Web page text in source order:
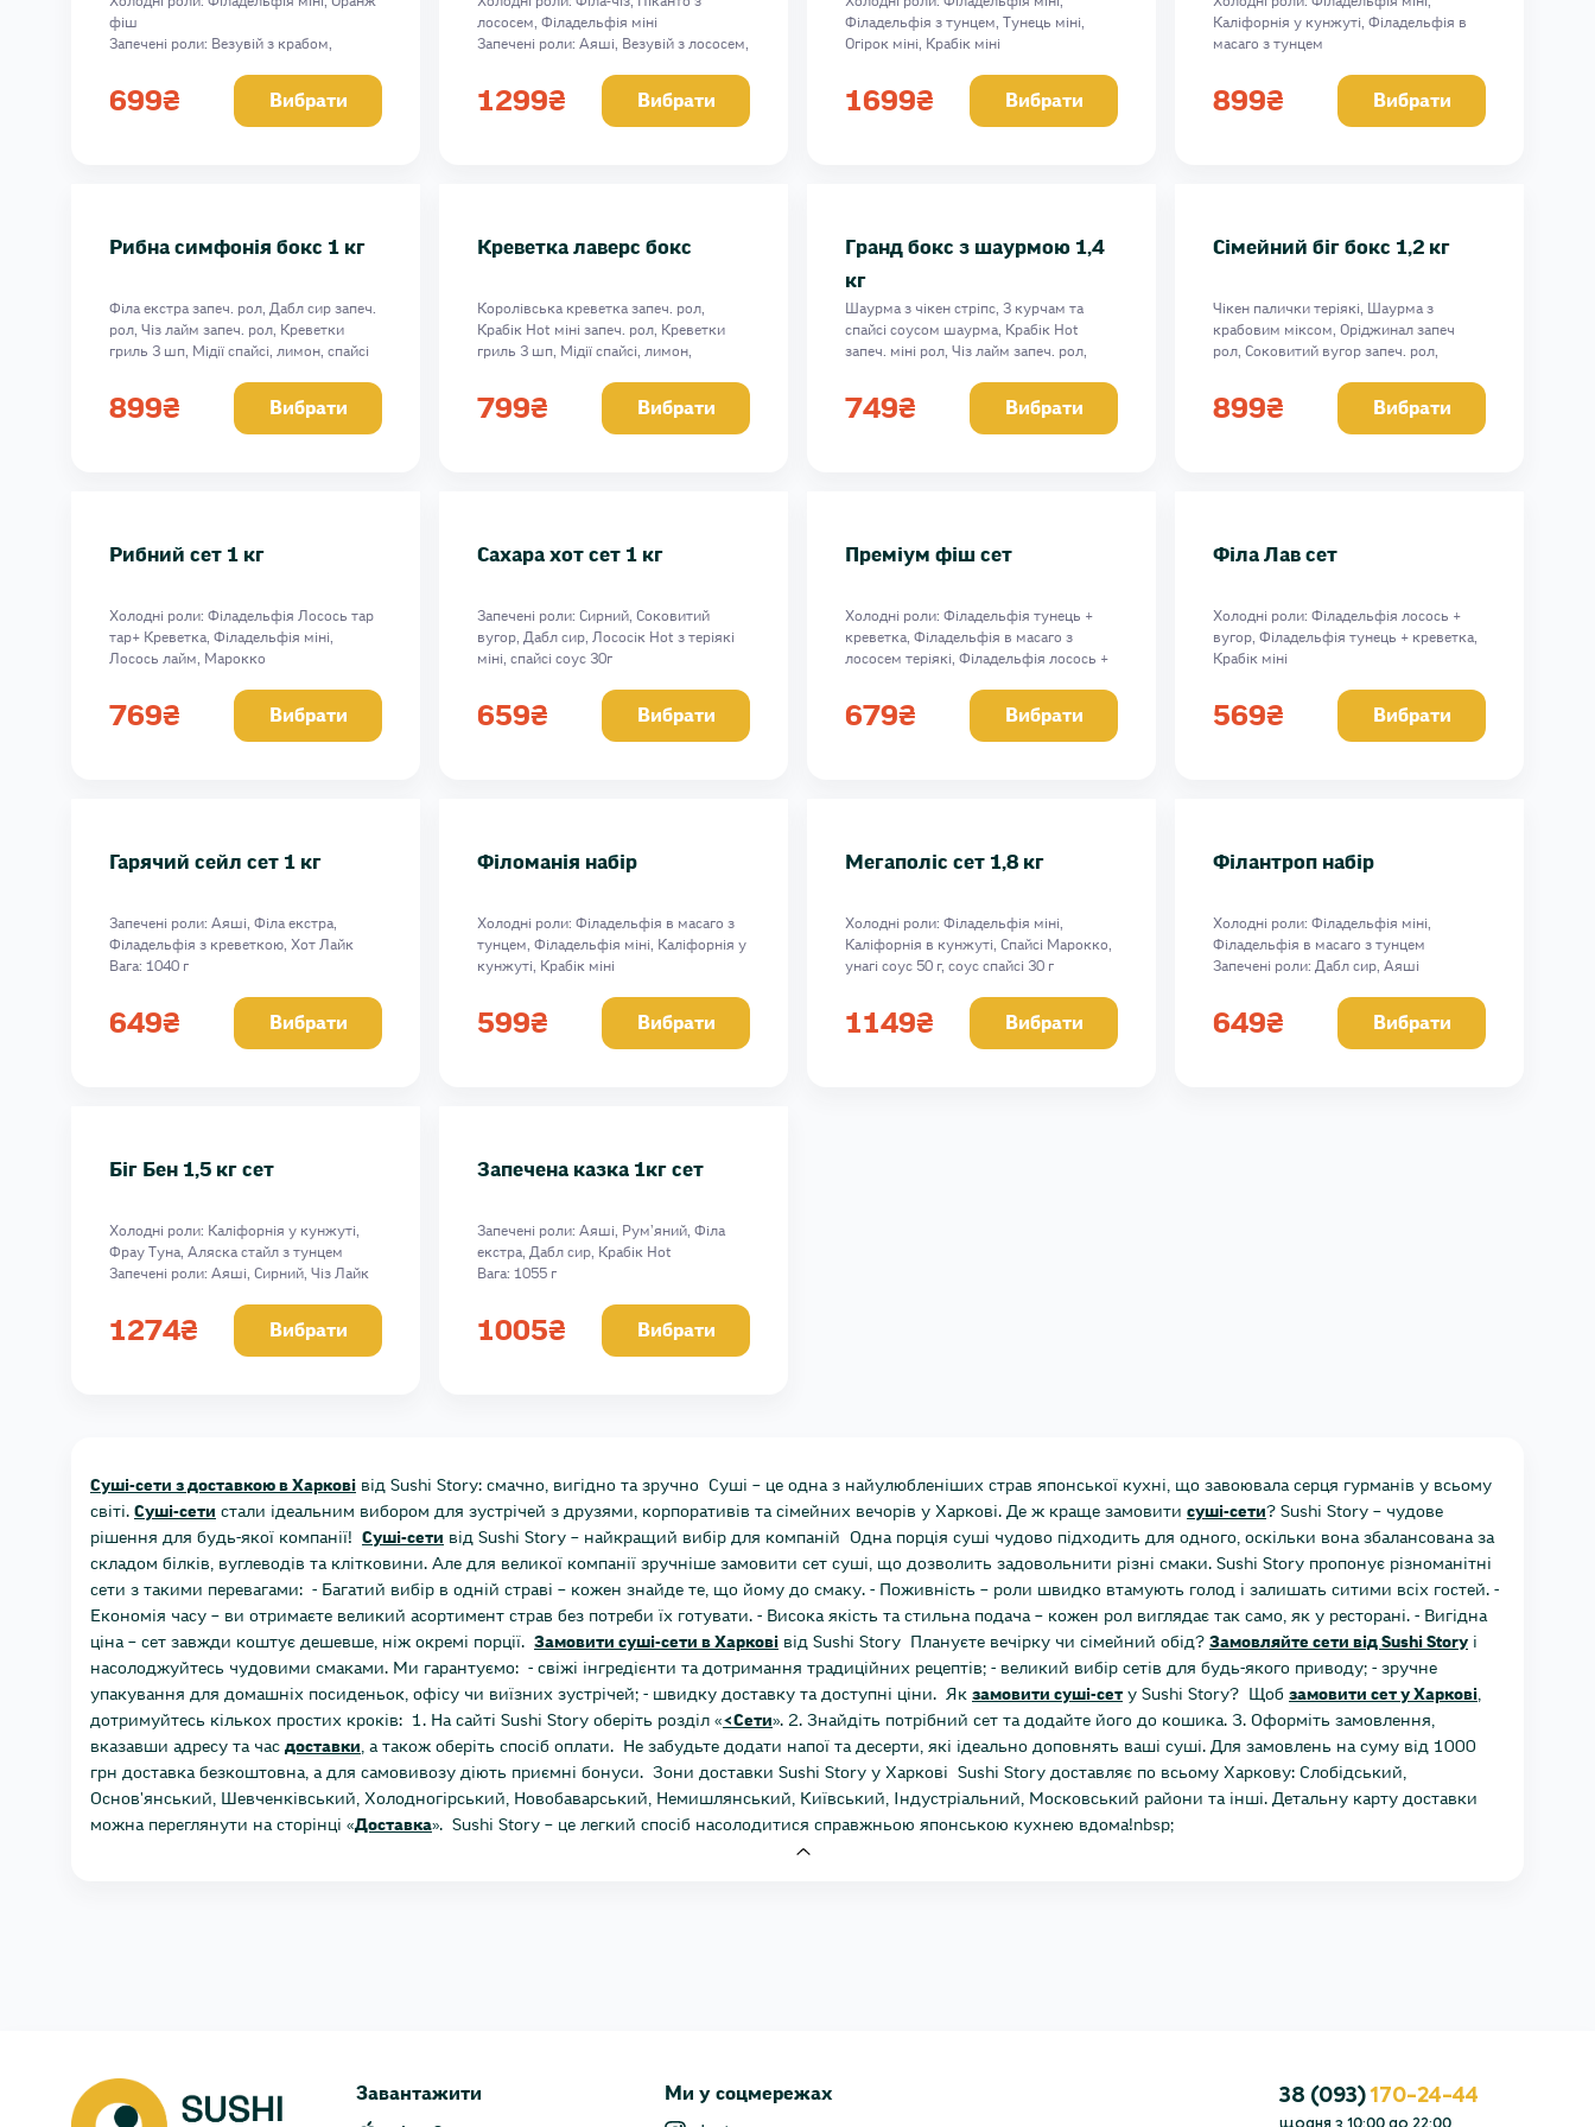
Набір Серпня
Унагі фіш сет 1 кг
фіш
Запечені роли: Везувій з крабом,
Вага: 1074 г
699₴ Вибрати
лососем, Філадельфія міні
Запечені роли: Аяші, Везувій з лососем,
Вага:1914 г
1299₴ Вибрати
Філадельфія з тунцем, Тунець міні,
Огірок міні, Крабік міні
з креветкою, Філа екстра, Чіз Лайк,
Дабл сир, Крабік Hot, Чікен Чіз, Лососік
Hot з теріякі, спайсі соус 50 г
1699₴ Вибрати
Каліфорнія у кунжуті, Філадельфія в
масаго з тунцем
Везувій з крабом, унагі соус
Вага: 1590 г
899₴ Вибрати
Рибна симфонія бокс 1 кг
Філа екстра запеч. рол, Дабл сир запеч.
рол, Чіз лайм запеч. рол, Креветки
гриль 3 шп, Мідії спайсі, лимон, спайсі
899₴ Вибрати
Креветка лаверс бокс
Королівська креветка запеч. рол,
Крабік Hot міні запеч. рол, Креветки
гриль 3 шп, Мідії спайсі, лимон,
799₴ Вибрати
Гранд бокс з шаурмою 1,4
кг
Шаурма з чікен стріпс, З курчам та
спайсі соусом шаурма, Крабік Hot
запеч. міні рол, Чіз лайм запеч. рол,
749₴ Вибрати
Сімейний біг бокс 1,2 кг
Чікен палички теріякі, Шаурма з
крабовим міксом, Оріджинал запеч
рол, Соковитий вугор запеч. рол,
томатний соус, спайсі соус, 1408 г
899₴ Вибрати
Рибний сет 1 кг
Холодні роли: Філадельфія Лосось тар
тар+ Креветка, Філадельфія міні,
Лосось лайм, Марокко
769₴ Вибрати
Сахара хот сет 1 кг
Запечені роли: Сирний, Соковитий
вугор, Дабл сир, Лососік Hot з теріякі
міні, спайсі соус 30г
659₴ Вибрати
Преміум фіш сет
Холодні роли: Філадельфія тунець +
креветка, Філадельфія в масаго з
лососем теріякі, Філадельфія лосось +
679₴ Вибрати
Філа Лав сет
Холодні роли: Філадельфія лосось +
вугор, Філадельфія тунець + креветка,
Крабік міні
569₴ Вибрати
Гарячий сейл сет 1 кг
Запечені роли: Аяші, Філа екстра,
Філадельфія з креветкою, Хот Лайк
Вага: 1040 г
649₴ Вибрати
Філоманія набір
Холодні роли: Філадельфія в масаго з
тунцем, Філадельфія міні, Каліфорнія у
кунжуті, Крабік міні
599₴ Вибрати
Мегаполіс сет 1,8 кг
Холодні роли: Філадельфія міні,
Каліфорнія в кунжуті, Спайсі Марокко,
унагі соус 50 г, соус спайсі 30 г
Вулкан, Лососік Hot з теріякі
Вага: 1816 г
1149₴ Вибрати
Філантроп набір
Холодні роли: Філадельфія міні,
Філадельфія в масаго з тунцем
Запечені роли: Дабл сир, Аяші
649₴ Вибрати
Біг Бен 1,5 кг сет
Холодні роли: Каліфорнія у кунжуті,
Фрау Туна, Аляска стайл з тунцем
Запечені роли: Аяші, Сирний, Чіз Лайк
1274₴ Вибрати
Запечена казка 1кг сет
Запечені роли: Аяші, Румʼяний, Філа
екстра, Дабл сир, Крабік Hot
Вага: 1055 г
1005₴ Вибрати
Суші-сети з доставкою в Харкові від Sushi Story: смачно, вигідно та зручно Суші – це одна з найулюбленіших страв японської кухні, що завоювала серця гурманів у всьому
світі. Суші-сети стали ідеальним вибором для зустрічей з друзями, корпоративів та сімейних вечорів у Харкові. Де ж краще замовити суші-сети? Sushi Story – чудове
рішення для будь-якої компанії! Суші-сети від Sushi Story – найкращий вибір для компаній Одна порція суші чудово підходить для одного, оскільки вона збалансована за
складом білків, вуглеводів та клітковини. Але для великої компанії зручніше замовити сет суші, що дозволить задовольнити різні смаки. Sushi Story пропонує різноманітні
сети з такими перевагами: - Багатий вибір в одній страві – кожен знайде те, що йому до смаку. - Поживність – роли швидко втамують голод і залишать ситими всіх гостей. -
Економія часу – ви отримаєте великий асортимент страв без потреби їх готувати. - Висока якість та стильна подача – кожен рол виглядає так само, як у ресторані. - Вигідна
ціна – сет завжди коштує дешевше, ніж окремі порції. Замовити суші-сети в Харкові від Sushi Story Плануєте вечірку чи сімейний обід? Замовляйте сети від Sushi Story і
насолоджуйтесь чудовими смаками. Ми гарантуємо: - свіжі інгредієнти та дотримання традиційних рецептів; - великий вибір сетів для будь-якого приводу; - зручне
упакування для домашніх посиденьок, офісу чи виїзних зустрічей; - швидку доставку та доступні ціни. Як замовити суші-сет у Sushi Story? Щоб замовити сет у Харкові,
дотримуйтесь кількох простих кроків: 1. На сайті Sushi Story оберіть розділ «<Сети». 2. Знайдіть потрібний сет та додайте його до кошика. 3. Оформіть замовлення,
вказавши адресу та час доставки, а також оберіть спосіб оплати. Не забудьте додати напої та десерти, які ідеально доповнять ваші суші. Для замовлень на суму від 1000
грн доставка безкоштовна, а для самовивозу діють приємні бонуси. Зони доставки Sushi Story у Харкові Sushi Story доставляє по всьому Харкову: Слобідський,
Основ'янський, Шевченківський, Холодногірський, Новобаварський, Немишлянський, Київський, Індустріальний, Московський райони та інші. Детальну карту доставки
можна переглянути на сторінці «Доставка». Sushi Story – це легкий спосіб насолодитися справжньою японською кухнею вдома!nbsp;
Завантажити Ми у соцмережах 38 (093) 170-24-44